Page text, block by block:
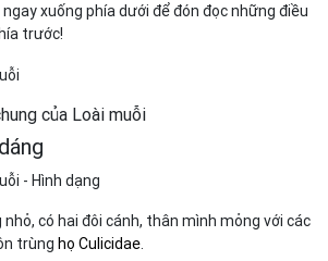
xuống phía dưới để đón đọc những điều
trước!
của Loài muỗi
có hai đôi cánh, thân mình mỏng với các
trùng họ Culicidae